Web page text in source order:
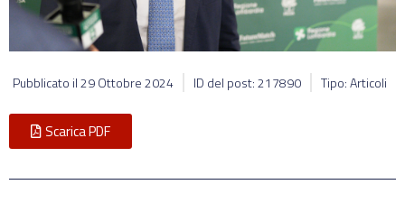
Pubblicato il29 Ottobre 2024 ID del post: 217890 Tipo: Articoli
Scarica PDF